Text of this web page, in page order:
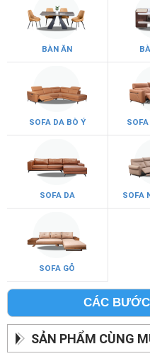
BÀN ĂN
SOFA DA BÒ Ý
SOFA DA SOFA
SOFA GỖ
CÁC
SẢN PHẨM CÙNG